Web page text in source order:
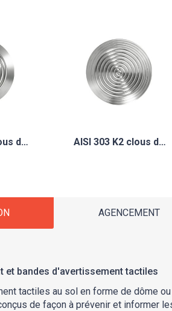
d… AISI 303 K2 clous d…
AGENCEMENT
et bandes d'avertissement tactiles
tactiles au sol en forme de dôme
de façon à prévenir et informer